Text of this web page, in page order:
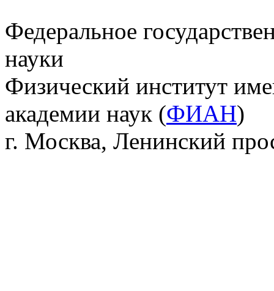
Федеральное
науки
Физический институт
академии наук (ФИАН)
г. Москва, Ленинский